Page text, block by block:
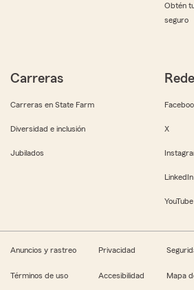
Obtén
seguro
Carreras
Carreras en State Farm
Diversidad e inclusión
Jubilados
X
LinkedIn
YouTube
Anuncios y rastreo Privacidad
Términos de uso Accesibilidad Mapa